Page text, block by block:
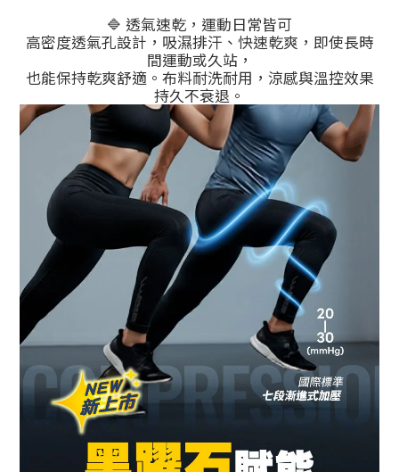
🔷 透氣速乾，運動日常皆可
高密度透氣孔設計，吸濕排汗、快速乾爽，即使長時
間運動或久站，
也能保持乾爽舒適。布料耐洗耐用，涼感與溫控效果
持久不衰退。